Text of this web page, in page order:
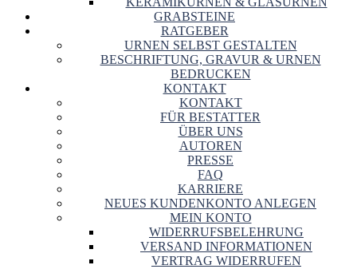
GRABSTEINE
RATGEBER
URNEN SELBST GESTALTEN
BESCHRIFTUNG, GRAVUR & URNEN
BEDRUCKEN
KONTAKT
KONTAKT
FÜR BESTATTER
ÜBER UNS
AUTOREN
PRESSE
FAQ
KARRIERE
NEUES KUNDENKONTO ANLEGEN
MEIN KONTO
WIDERRUFSBELEHRUNG
VERSAND INFORMATIONEN
VERTRAG WIDERRUFEN